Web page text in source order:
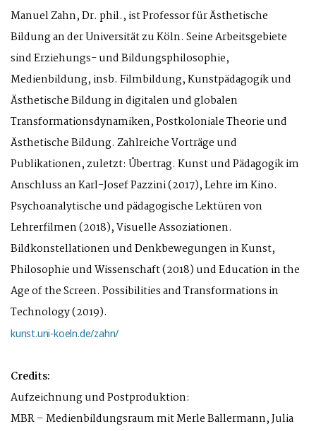
Manuel Zahn, Dr. phil., ist Professor für Ästhetische
Bildung an der Universität zu Köln. Seine Arbeitsgebiete
sind Erziehungs- und Bildungsphilosophie,
Medienbildung, insb. Filmbildung, Kunstpädagogik und
Ästhetische Bildung in digitalen und globalen
Transformationsdynamiken, Postkoloniale Theorie und
Ästhetische Bildung. Zahlreiche Vorträge und
Publikationen, zuletzt: Übertrag. Kunst und Pädagogik im
Anschluss an Karl-Josef Pazzini (2017), Lehre im Kino.
Psychoanalytische und pädagogische Lektüren von
Lehrerfilmen (2018), Visuelle Assoziationen.
Bildkonstellationen und Denkbewegungen in Kunst,
Philosophie und Wissenschaft (2018) und Education in the
Age of the Screen. Possibilities and Transformations in
Technology (2019).
kunst.uni-koeln.de/zahn/
Credits:
Aufzeichnung und Postproduktion:
MBR – Medienbildungsraum mit Merle Ballermann, Julia